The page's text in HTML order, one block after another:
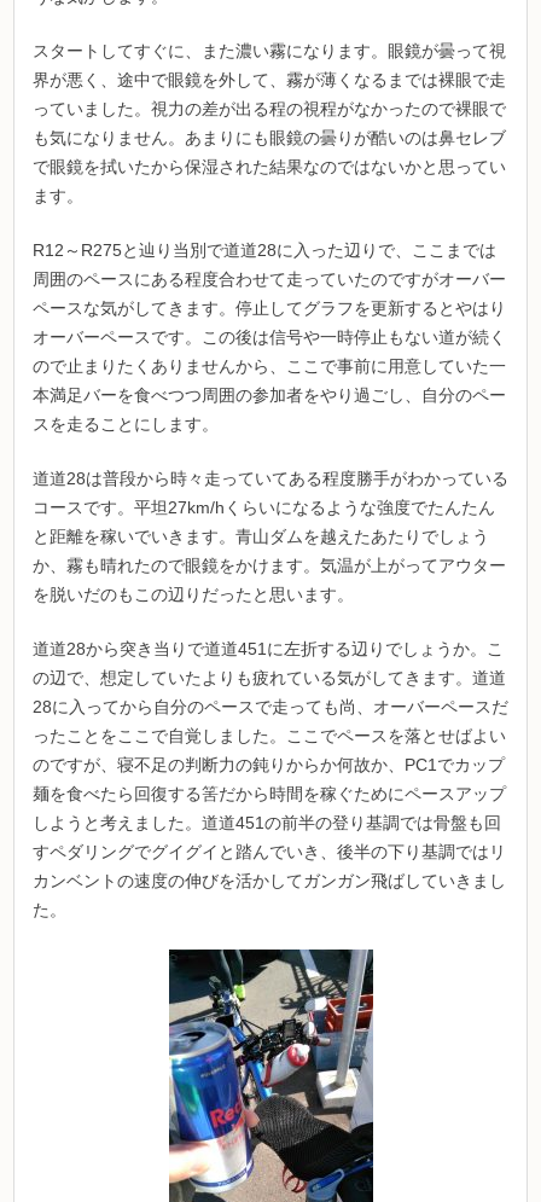
スタートしてすぐに、また濃い霧になります。眼鏡が曇って視
界が悪く、途中で眼鏡を外して、霧が薄くなるまでは裸眼で走
っていました。視力の差が出る程の視程がなかったので裸眼で
も気になりません。あまりにも眼鏡の曇りが酷いのは鼻セレブ
で眼鏡を拭いたから保湿された結果なのではないかと思ってい
ます。
R12～R275と辿り当別で道道28に入った辺りで、ここまでは
周囲のペースにある程度合わせて走っていたのですがオーバー
ペースな気がしてきます。停止してグラフを更新するとやはり
オーバーペースです。この後は信号や一時停止もない道が続く
ので止まりたくありませんから、ここで事前に用意していた一
本満足バーを食べつつ周囲の参加者をやり過ごし、自分のペー
スを走ることにします。
道道28は普段から時々走っていてある程度勝手がわかっている
コースです。平坦27km/hくらいになるような強度でたんたん
と距離を稼いでいきます。青山ダムを越えたあたりでしょう
か、霧も晴れたので眼鏡をかけます。気温が上がってアウター
を脱いだのもこの辺りだったと思います。
道道28から突き当りで道道451に左折する辺りでしょうか。こ
の辺で、想定していたよりも疲れている気がしてきます。道道
28に入ってから自分のペースで走っても尚、オーバーペースだ
ったことをここで自覚しました。ここでペースを落とせばよい
のですが、寝不足の判断力の鈍りからか何故か、PC1でカップ
麺を食べたら回復する筈だから時間を稼ぐためにペースアップ
しようと考えました。道道451の前半の登り基調では骨盤も回
すペダリングでグイグイと踏んでいき、後半の下り基調ではリ
カンベントの速度の伸びを活かしてガンガン飛ばしていきまし
た。